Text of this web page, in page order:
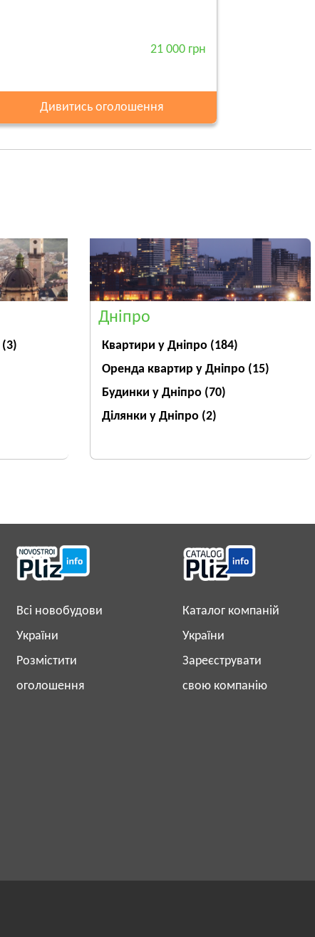
21 000 грн
Дивитись оголошення
(3)
Дніпро
Квартири у Дніпрo (184)
Оренда квартир у Дніпро (15)
Будинки у Дніпро (70)
Ділянки у Дніпро (2)
Всі новобудови
України
Розмістити
оголошення
Каталог компаній
України
Зареєструвати
свою компанію